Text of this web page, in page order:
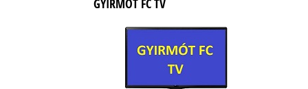
GYIRMÓT FC TV